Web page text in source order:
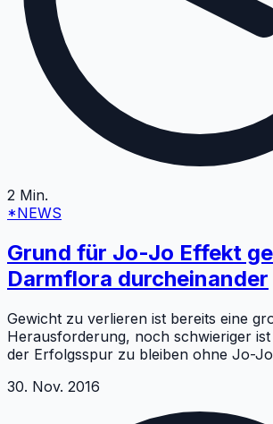
2 Min.
*NEWS
Grund für Jo-Jo Effekt
Darmflora durcheinander
Gewicht zu verlieren ist bereits eine
Herausforderung, noch schwieriger
der Erfolgsspur zu bleiben ohne Jo-
30. Nov. 2016